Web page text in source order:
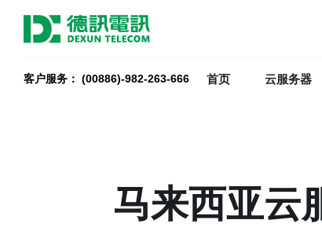
客户服务： (00886)-982-263-666 首页 云服务器
马来西亚云